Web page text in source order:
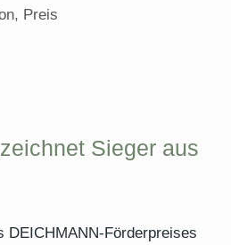
, Preis
Sieger aus
DEICHMANN-Förderpreises